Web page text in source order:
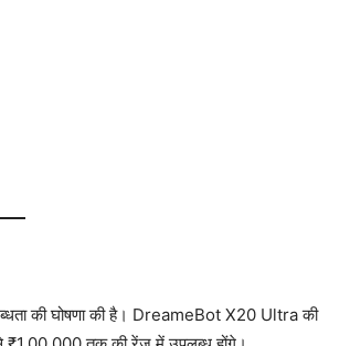
की घोषणा की है। DreameBot X20 Ultra की